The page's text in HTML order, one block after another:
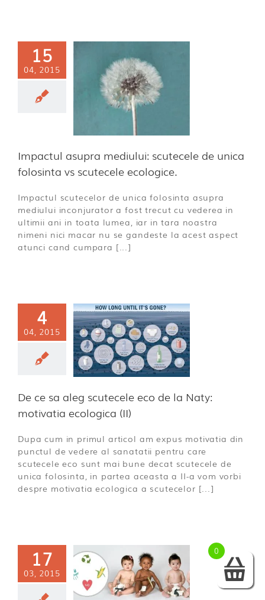
15
04, 2015
asupra
de
vs
Impactul asupra mediului: scutecele de unica
folosinta vs scutecele ecologice.
Impactul scutecelor de unica folosinta asupra
mediului inconjurator a fost trecut cu vederea in
ultimii ani in toata lumea, iar in tara noastra
nimeni nici macar nu se gandeste la acest aspect
atunci cand cumpara [...]
4
04, 2015
sa aleg
eco de
motivatia
(II)
De ce sa aleg scutecele eco de la Naty:
motivatia ecologica (II)
Dupa cum in primul articol am expus motivatia din
punctul de vedere al sanatatii pentru care
scutecele eco sunt mai bune decat scutecele de
unica folosinta, in partea aceasta a II-a vom vorbi
despre motivatia ecologica a scutecelor [...]
17
03, 2015
sa aleg
eco de la
motivatia
0